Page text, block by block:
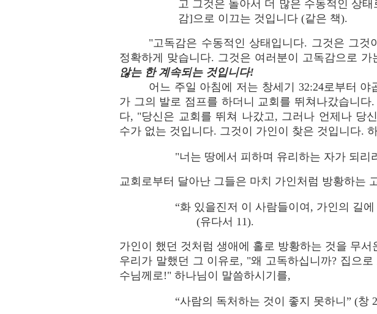
고 그것은 돌아서 더 많은 수동적인 상
감]으로 이끄는 것입니다 (같은 책).
"고독감은 수동적인 상태입니다. 그것은 그
정확하게 맞습니다. 그것은 여러분이 고독감으로 가
않는 한 계속되는 것입니다!
어느 주일 아침에 저는 창세기 32:24로부터
가 그의 발로 점프를 하더니 교회를 뛰쳐나갔습니
다, "당신은 교회를 뛰쳐 나갔고, 그러나 언제나 당
수가 없는 것입니다. 그것이 가인이 찾은 것입니다.
"너는 땅에서 피하며 유리하는 자가 되리
교회로부터 달아난 그들은 마치 가인처럼 방황하는
“화 있을진저 이 사람들이여, 가인의 길
(유다서 11).
가인이 했던 것처럼 생애에 홀로 방황하는 것을 무
우리가 말했던 그 이유로, "왜 고독하십니까? 집으
수님께로!" 하나님이 말씀하시기를,
“사람의 독처하는 것이 좋지 못하니” (창